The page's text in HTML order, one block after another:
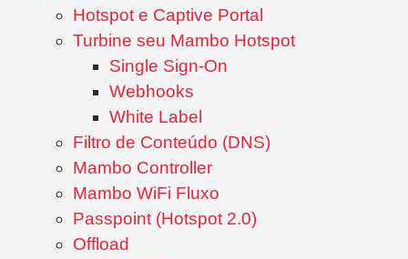
Hotspot e Captive Portal
Turbine seu Mambo Hotspot
Single Sign-On
Webhooks
White Label
Filtro de Conteúdo (DNS)
Mambo Controller
Mambo WiFi Fluxo
Passpoint (Hotspot 2.0)
Offload